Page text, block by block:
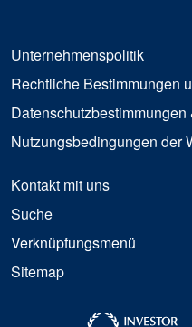
Unternehmenspolitik
Rechtliche Bestimmungen
Datenschutzbestimmungen
Nutzungsbedingungen der
Kontakt mit uns
Suche
Verknüpfungsmenü
Sitemap